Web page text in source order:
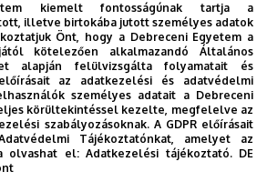
4032 Debrecen Egyetem tér 1
Élettudományi labor épület
3. emelet, 3.504
Szervezeti weboldal
Tudóstér profil
kiemelt fontosságúnak tartja a
illetve birtokába jutott személyes adatok
Önt, hogy a Debreceni Egyetem a
kötelezően alkalmazandó Általános
alapján felülvizsgálta folyamatait és
az adatkezelési és adatvédelmi
személyes adatait a Debreceni
körültekintéssel kezelte, megfelelve az
szabályozásoknak. A GDPR előírásait
Tájékoztatónkat, amelyet az
olvashat el:Adatkezelési tájékoztató. DE